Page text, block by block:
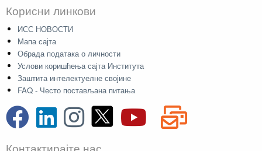
Корисни линкови
ИСС НОВОСТИ
Мапа сајта
Обрада података о личности
Услови коришћења сајта Института
Заштита интелектуелне својине
FAQ - Често постављана питања
Контактирајте нас